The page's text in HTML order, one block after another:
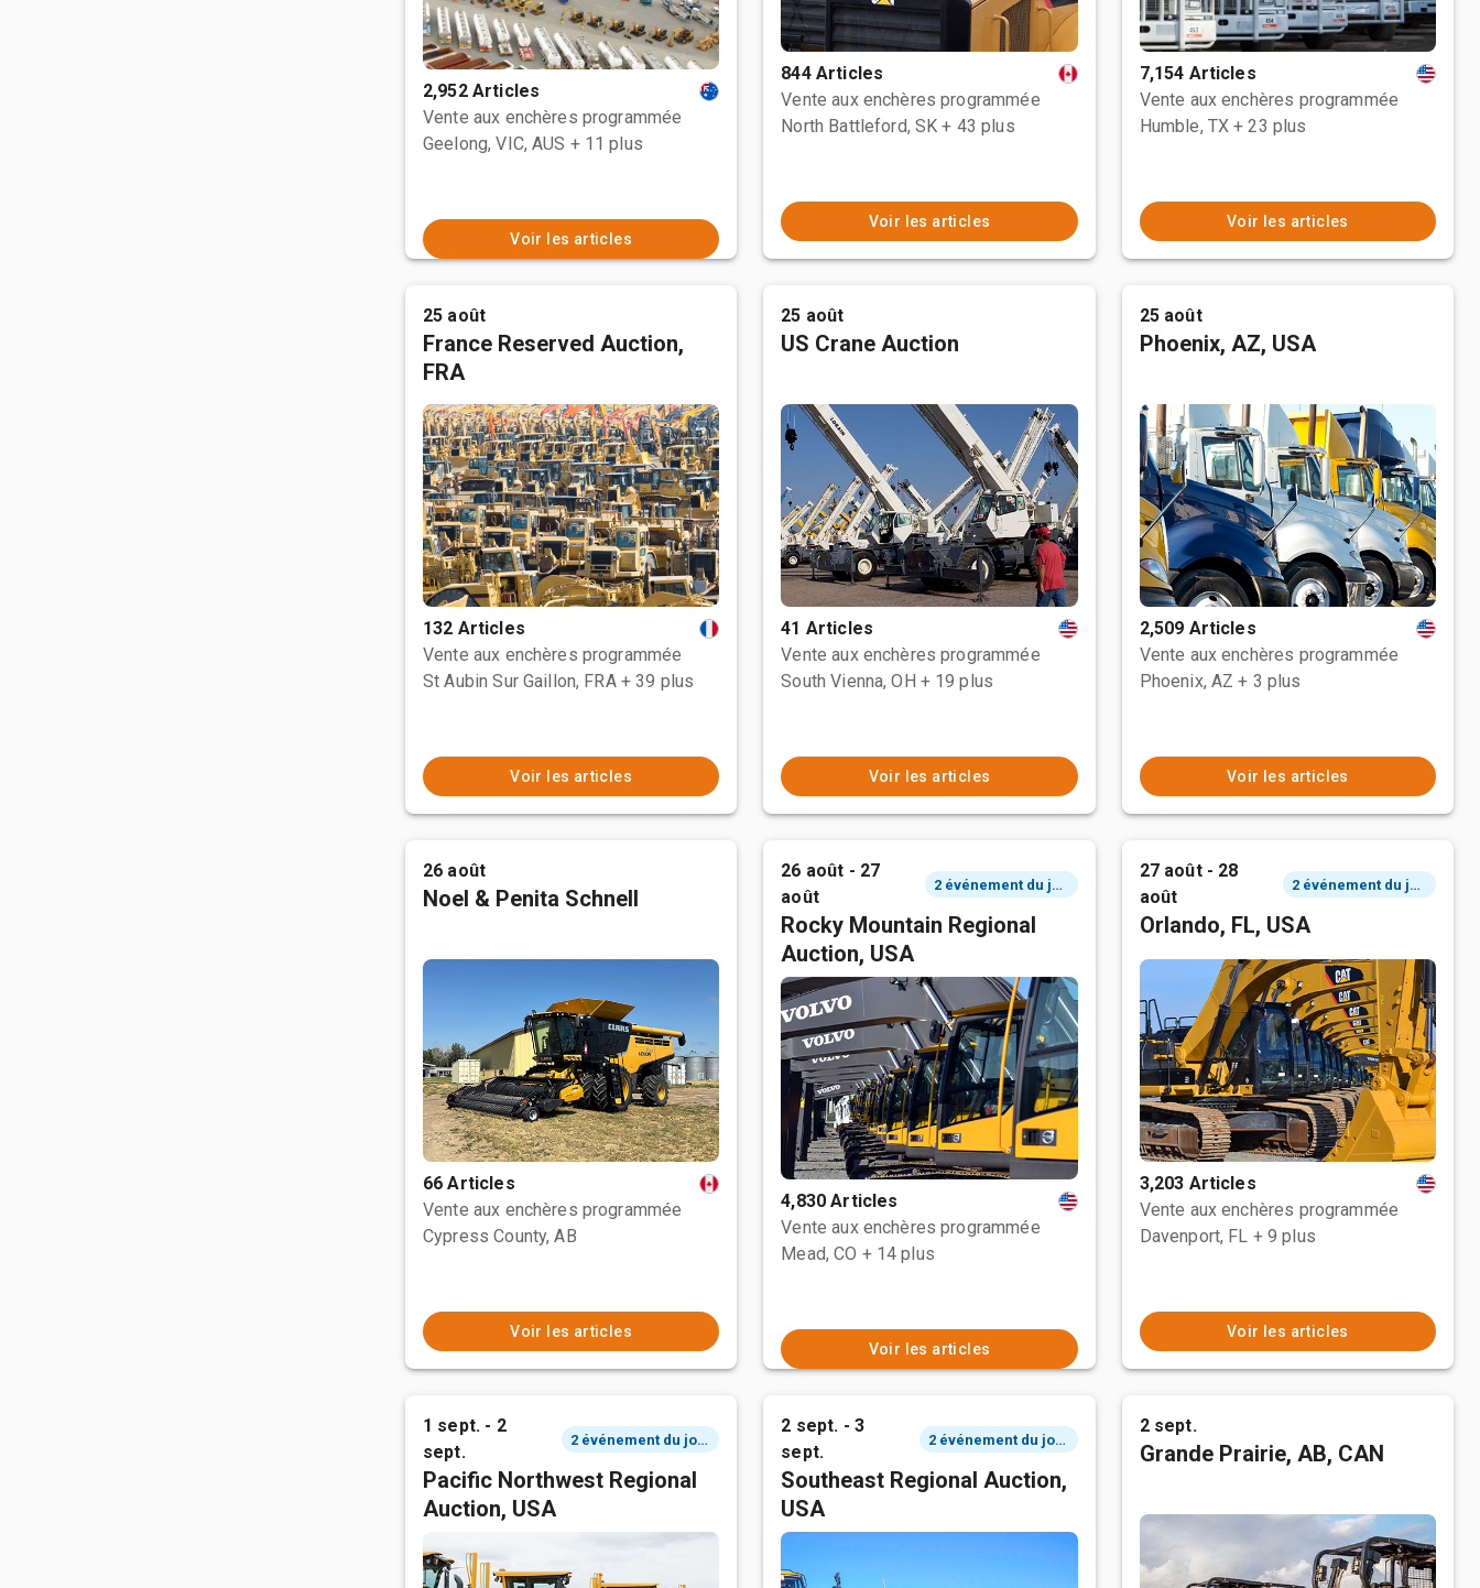
2,952 Articles
Vente aux enchères programmée
Geelong, VIC, AUS + 11 plus
Voir les articles
844 Articles
Vente aux enchères programmée
North Battleford, SK + 43 plus
Voir les articles
7,154 Articles
Vente aux enchères programmée
Humble, TX + 23 plus
Voir les articles
25 août
France Reserved Auction,
FRA
132 Articles
Vente aux enchères programmée
St Aubin Sur Gaillon, FRA + 39 plus
Voir les articles
25 août
US Crane Auction
41 Articles
Vente aux enchères programmée
South Vienna, OH + 19 plus
Voir les articles
25 août
Phoenix, AZ, USA
2,509 Articles
Vente aux enchères programmée
Phoenix, AZ + 3 plus
Voir les articles
26 août
Noel & Penita Schnell
66 Articles
Vente aux enchères programmée
Cypress County, AB
Voir les articles
26 août - 27
août
2 événement du jour
Rocky Mountain Regional
Auction, USA
4,830 Articles
Vente aux enchères programmée
Mead, CO + 14 plus
Voir les articles
27 août - 28
août
2 événement du jour
Orlando, FL, USA
3,203 Articles
Vente aux enchères programmée
Davenport, FL + 9 plus
Voir les articles
1 sept. - 2
sept.
2 événement du jour
Pacific Northwest Regional
Auction, USA
2 sept. - 3
sept.
2 événement du jour
Southeast Regional Auction,
USA
2 sept.
Grande Prairie, AB, CAN